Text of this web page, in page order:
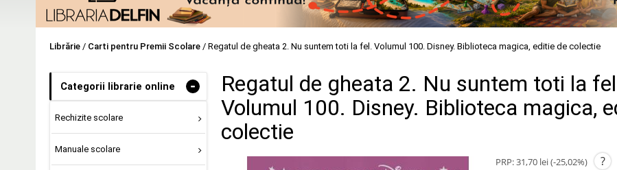
Librărie / Carti pentru Premii Scolare / Regatul de gheata 2. Nu suntem toti la fel. Volumul 100. Disney. Biblioteca magica, editie de colectie
Categorii librarie online -
Rechizite scolare
Manuale scolare
Regatul de gheata 2. Nu suntem toti la
Volumul 100. Disney. Biblioteca magica,
colectie
PRP:31,70 lei(-25,02%) ?